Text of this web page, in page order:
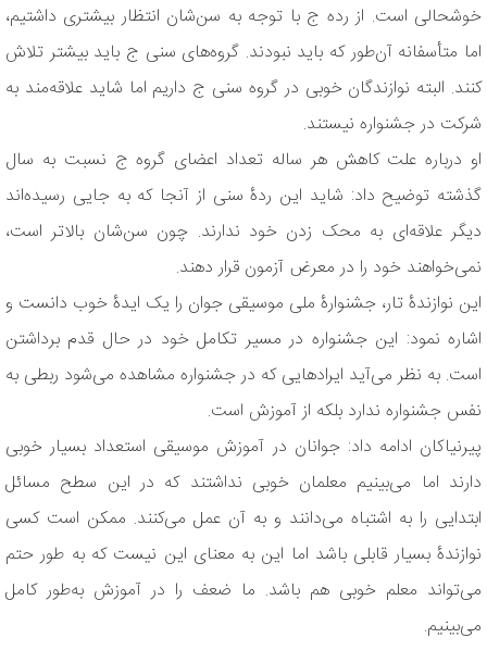
خوشحالی است. از رده ج با توجه به سن‌شان انتظار بیشتری داشتیم،
اما متأسفانه آن‌طور که باید نبودند. گروه‌های سنی ج باید بیشتر تلاش
کنند. البته نوازندگان خوبی در گروه سنی ج داریم اما شاید علاقه‌مند به
شرکت در جشنواره نیستند.
او درباره علت کاهش هر ساله تعداد اعضای گروه ج نسبت به سال
گذشته توضیح داد: شاید این ردۀ سنی از آنجا که به جایی رسیده‌اند
دیگر علاقه‌ای به محک زدن خود ندارند. چون سن‌شان بالاتر است،
نمی‌خواهند خود را در معرض آزمون قرار دهند.
این نوازندۀ تار، جشنوارۀ ملی موسیقی جوان را یک ایدۀ خوب دانست و
اشاره نمود: این جشنواره در مسیر تکامل خود در حال قدم برداشتن
است. به نظر می‌آید ایرادهایی که در جشنواره مشاهده می‌شود ربطی به
نفس جشنواره ندارد بلکه از آموزش است.
پیرنیاکان ادامه داد: جوانان در آموزش موسیقی استعداد بسیار خوبی
دارند اما می‌بینیم معلمان خوبی نداشتند که در این سطح مسائل
ابتدایی را به اشتباه می‌دانند و به آن عمل می‌کنند. ممکن است کسی
نوازندۀ بسیار قابلی باشد اما این به معنای این نیست که به طور حتم
می‌تواند معلم خوبی هم باشد. ما ضعف را در آموزش به‌طور کامل
می‌بینیم.